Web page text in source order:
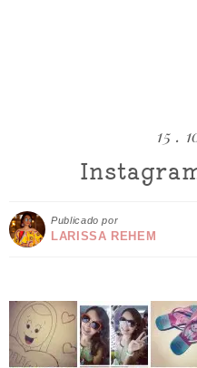
15 .
Publicado por
LARISSA REHEM